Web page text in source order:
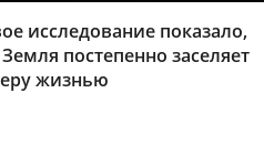
исследование показало,
постепенно заселяет
жизнью